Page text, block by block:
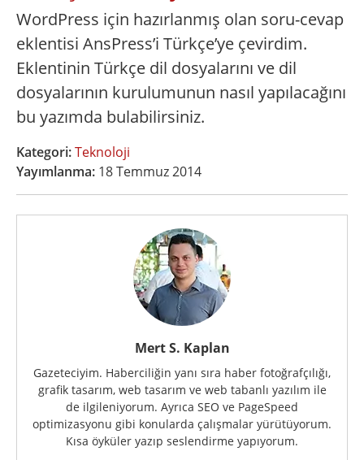
WordPress için hazırlanmış olan soru-cevap
eklentisi AnsPress’i Türkçe’ye çevirdim.
Eklentinin Türkçe dil dosyalarını ve dil
dosyalarının kurulumunun nasıl yapılacağını
bu yazımda bulabilirsiniz.
Kategori:Teknoloji
Yayımlanma: 18 Temmuz 2014
Mert S. Kaplan
Gazeteciyim. Haberciliğin yanı sıra haber fotoğrafçılığı,
grafik tasarım, web tasarım ve web tabanlı yazılım ile
de ilgileniyorum. Ayrıca SEO ve PageSpeed
optimizasyonu gibi konularda çalışmalar yürütüyorum.
Kısa öyküler yazıp seslendirme yapıyorum.